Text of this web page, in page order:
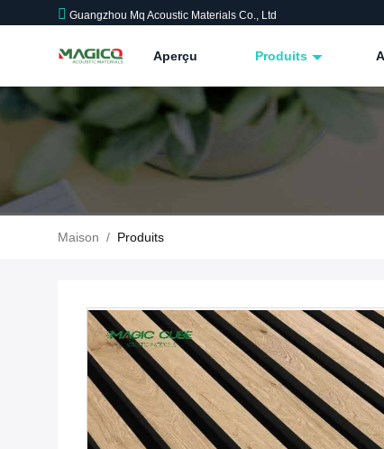
Guangzhou Mq Acoustic Materials Co., Ltd
Aperçu Produits
Maison / Produits